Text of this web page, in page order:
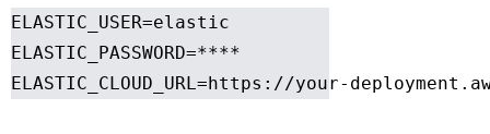
ELASTIC_USER=elastic
ELASTIC_PASSWORD=****
ELASTIC_CLOUD_URL=https://your-